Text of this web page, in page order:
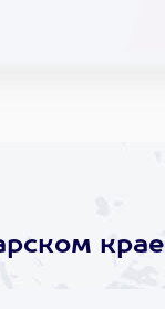
крае